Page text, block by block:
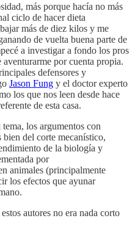
más porque hacía no más
ciclo de hacer dieta
más de diez kilos y me
de vuelta buena parte de
a investigar a fondo los pros
por cuenta propia.
defensores y
Jason Fung y el doctor experto
los que nos leen desde hace
de esta casa.
los argumentos con
bien del corte mecanístico,
de la biología y
por
animales (principalmente
los efectos que ayunar
autores no era nada corto